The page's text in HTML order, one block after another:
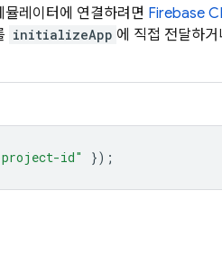
레이터에 연결하려면 Firebase
initializeApp 에 직접 전달하거
project-id" });